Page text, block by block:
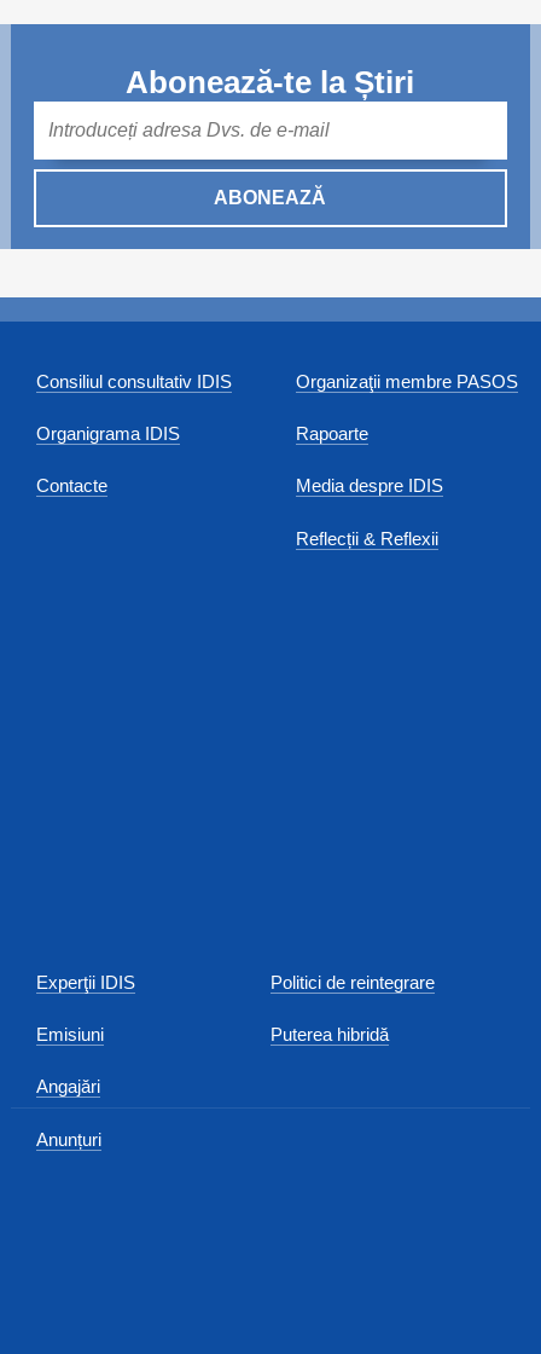
Abonează-te la Știri
ABONEAZĂ
Consiliul consultativ IDIS
Organigrama IDIS
Contacte
Organizaţii membre PASOS
Rapoarte
Media despre IDIS
Reflecții & Reflexii
Experţii IDIS
Emisiuni
Angajări
Anunțuri
Politici de reintegrare
Puterea hibridă